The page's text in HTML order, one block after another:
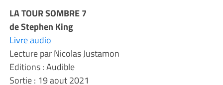
LA TOUR SOMBRE 7
de Stephen King
Livre audio
Lecture par Nicolas Justamon
Editions : Audible
Sortie : 19 aout 2021